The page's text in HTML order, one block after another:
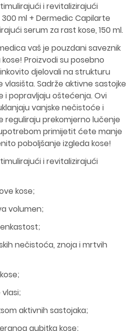
i revitalizirajući
ml + Dermedic Capilarte
serum za rast kose, 150 ml.
vaš je pouzdani saveznik
Proizvodi su posebno
djelovali na strukturu
vlasišta. Sadrže aktivne sastojke
i popravljaju oštećenja. Ovi
vanjske nečistoće i
reguliraju prekomjerno lučenje
primijetit ćete manje
poboljšanje izgleda kose!
i revitalizirajući
kose;
volumen;
nečistoća, znoja i mrtvih
aktivnih sastojaka;
gubitka kose;